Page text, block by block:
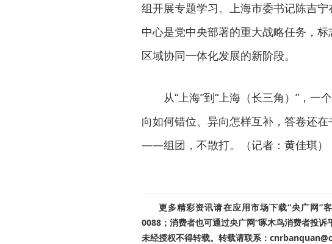
组开展专题学习。上海市委书记陈吉
中心是党中央部署的重大战略任务，
区域协同一体化发展的新阶段。
从“上海”到“上海（长三角）”，
向如何错位、异向怎样互补，答卷还
——组团，不散打。（记者：黄佳琪）
更多精彩资讯请在应用市场下载“央广网”
0088；消费者也可通过央广网“啄木鸟消费者投诉
未经授权不得转载。转载请联系：